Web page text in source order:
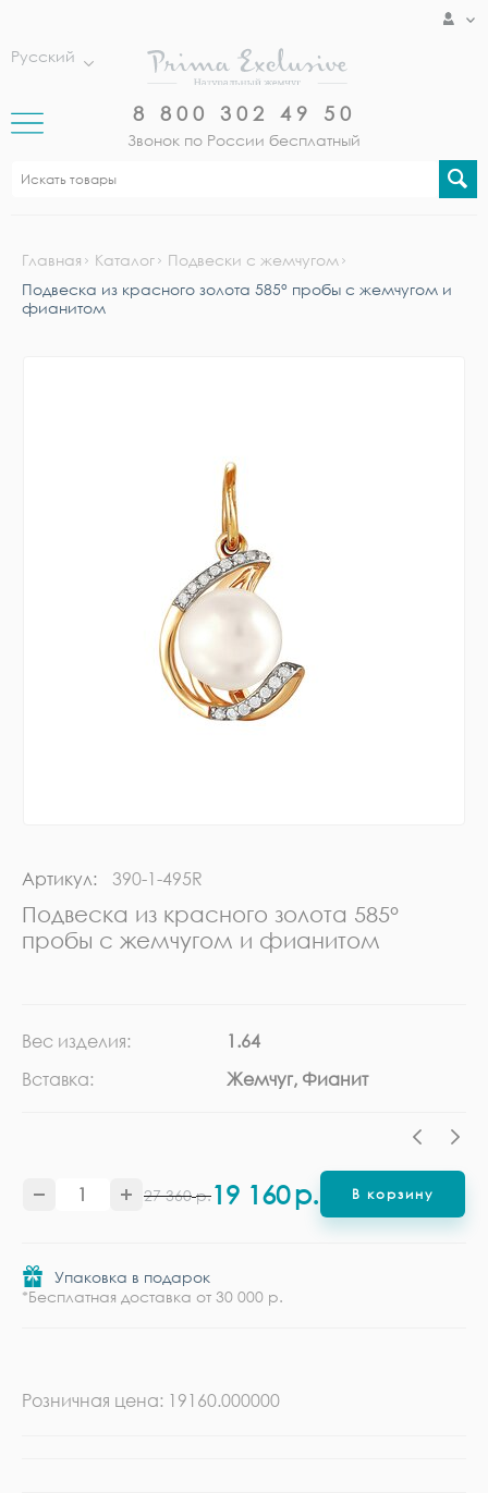
Русский
8 800 302 49 50
Звонок по России бесплатный
Главная Каталог
Подвески с жемчугом
Подвеска из красного золота 585° пробы с жемчугом и
фианитом
Артикул: 390-1-495R
Подвеска из красного золота 585°
пробы с жемчугом и фианитом
Вес изделия:
1.64
Вставка:
Жемчуг, Фианит
27 360 р.19 160р. В корзину
Упаковка в подарок
*Бесплатная доставка от 30 000 р.
Розничная цена: 19160.000000